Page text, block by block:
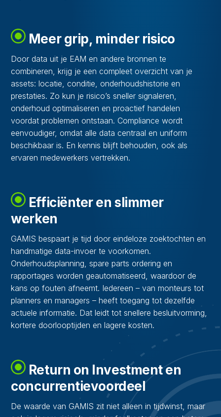
Meer grip, minder risico
Door data uit je EAM en andere bronnen te
combineren, krijg je een compleet overzicht van je
assets: locatie, conditie, onderhoudshistorie en
prestaties. Zo kun je risico’s sneller signaleren,
onderhoud optimaliseren en proactief handelen
voordat problemen ontstaan. Compliance wordt
eenvoudiger, omdat alle data centraal en uniform
beschikbaar is. En kennis blijft behouden, ook als
ervaren medewerkers vertrekken.
Efficiënter en slimmer
werken
GAMIS bespaart je tijd door eindeloze zoektochten en
handmatige data-invoer te voorkomen.
Onderhoudsplanning, spare parts ordering en
rapportages worden geautomatiseerd, waardoor de
kans op fouten afneemt. Iedereen – van monteurs tot
planners en managers – heeft toegang tot dezelfde
actuele informatie. Dat leidt tot snellere besluitvorming,
kortere doorlooptijden en lagere kosten.
Return on Investment en
concurrentievoordeel
De waarde van GAMIS zit niet alleen in tijdwinst, maar